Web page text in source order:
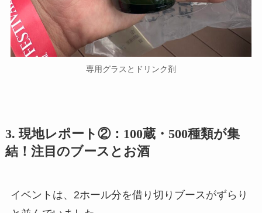
専用グラスとドリンク剤
3. 現地レポート②：100蔵・500種類が集
結！注目のブースとお酒
イベントは、2ホール分を借り切りブースがずらり